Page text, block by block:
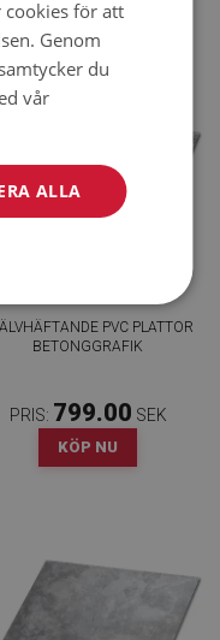
PVC PLATTOR
BETONGGRAFIK
PRIS: 799.00 SEK
KÖP NU
cookies för att
Genom
du
vår
ALLA